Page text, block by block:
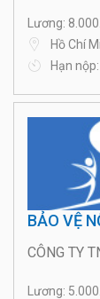
Lương:
Hồ Chí
Hạn
BẢO VỆ
CÔNG TY
Lương: